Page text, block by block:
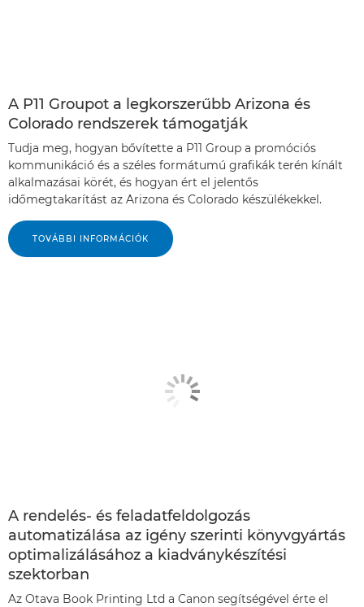
A P11 Groupot a legkorszerűbb Arizona és
Colorado rendszerek támogatják
Tudja meg, hogyan bővítette a P11 Group a promóciós
kommunikáció és a széles formátumú grafikák terén kínált
alkalmazásai körét, és hogyan ért el jelentős
időmegtakarítást az Arizona és Colorado készülékekkel.
TOVÁBBI INFORMÁCIÓK
A rendelés- és feladatfeldolgozás
automatizálása az igény szerinti könyvgyártás
optimalizálásához a kiadványkészítési
szektorban
Az Otava Book Printing Ltd a Canon segítségével érte el